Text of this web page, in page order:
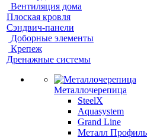
Вентиляция дома
Плоская кровля
Сэндвич-панели
Доборные элементы
Крепеж
Дренажные системы
Металлочерепица
SteelX
Aquasystem
Grand Line
Металл Профиль